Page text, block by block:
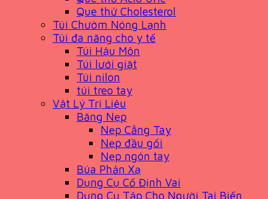
Que thử Cholesterol
Túi Chườm Nóng Lạnh
Túi đa năng cho y tế
Túi Hậu Môn
Túi lưới giặt
Túi nilon
túi treo tay
Vật Lý Trị Liệu
Băng Nẹp
Nẹp Cẳng Tay
Nẹp đầu gối
Nẹp ngón tay
Búa Phản Xạ
Dụng Cụ Cố Định Vai
Dụng Cụ Tập Cho Người Tai Biến